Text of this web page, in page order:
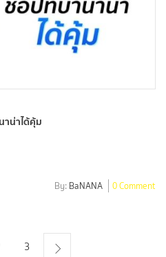
าน่าได้คุ้ม
By: BaNANA 0 Comment
3